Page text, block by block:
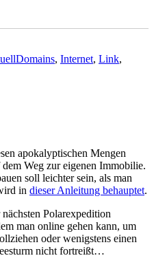
Domains, Internet, Link,
apokalyptischen Mengen
dem Weg zur eigenen Immobilie.
soll leichter sein, als man
in dieser Anleitung behauptet.
Polarexpedition
man online gehen kann, um
oder wenigstens einen
nicht fortreißt…